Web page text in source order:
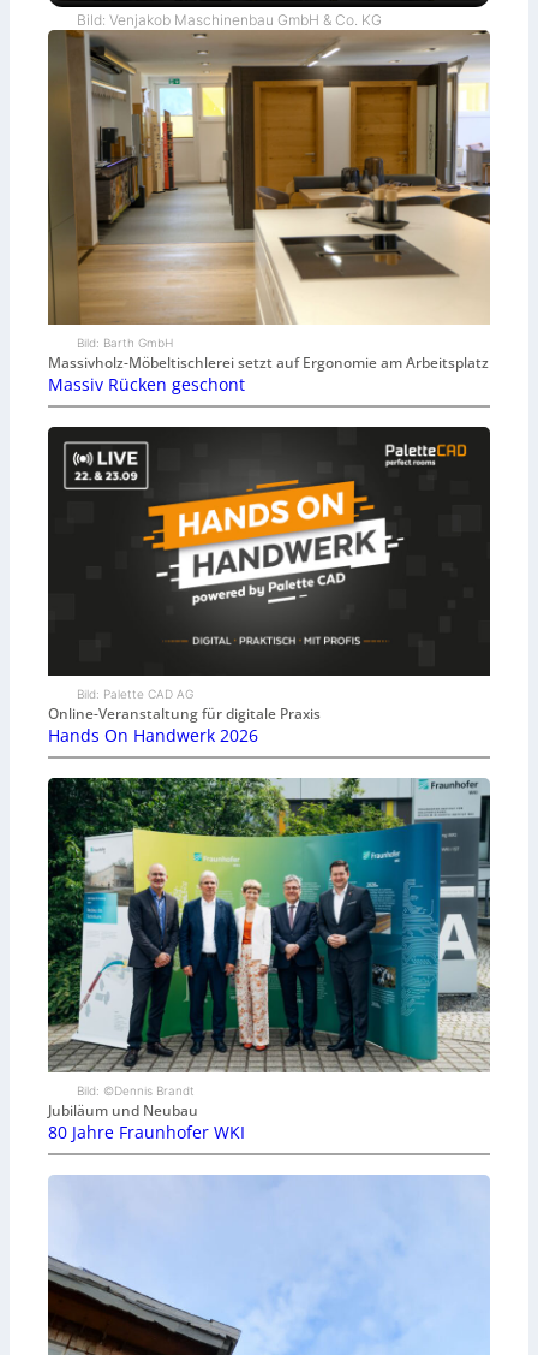
Bild: Venjakob Maschinenbau GmbH & Co. KG
Bild: Barth GmbH
Massivholz-Möbeltischlerei setzt auf Ergonomie am Arbeitsplatz
Massiv Rücken geschont
Bild: Palette CAD AG
Online-Veranstaltung für digitale Praxis
Hands On Handwerk 2026
Bild: ©Dennis Brandt
Jubiläum und Neubau
80 Jahre Fraunhofer WKI